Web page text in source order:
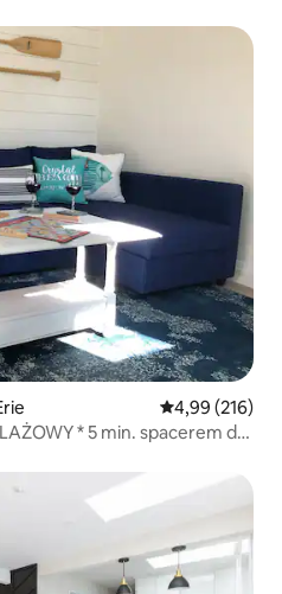
Wybór gości
Średnia
4,99 (216)
* 5 min. spacerem do